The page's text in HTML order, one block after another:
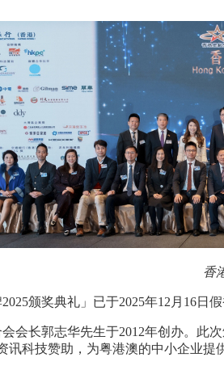
香
2025颁奖典礼」已于2025年12 月 16日
会长郭志华先生于2012年创办。此
讯科技赞助，为粤港澳的中小企业提